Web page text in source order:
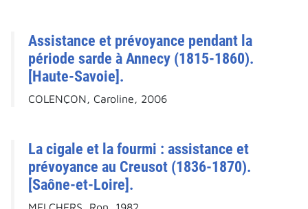
Assistance et prévoyance pendant la
période sarde à Annecy (1815-1860).
[Haute-Savoie].
COLENÇON, Caroline, 2006
La cigale et la fourmi : assistance et
prévoyance au Creusot (1836-1870).
[Saône-et-Loire].